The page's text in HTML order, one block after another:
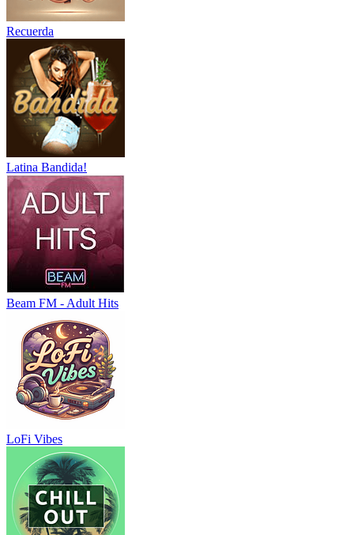
Recuerda
Latina Bandida!
Beam FM - Adult Hits
LoFi Vibes